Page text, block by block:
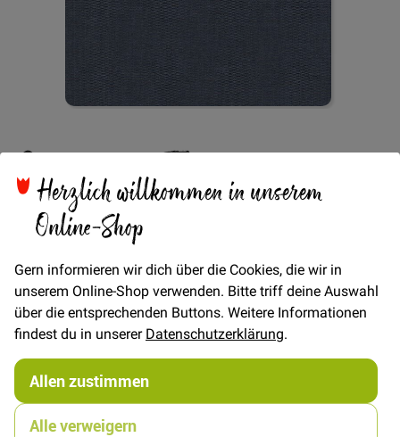
Herzlich willkommen in unserem
Online-Shop
Gern informieren wir dich über die Cookies, die wir in
unserem Online-Shop verwenden. Bitte triff deine Auswahl
über die entsprechenden Buttons. Weitere Informationen
findest du in unsererDatenschutzerklärung.
Allen zustimmen
Alle verweigern
der
Bildgalerie
springen
Cotton 2-Tone -
Blau/Grau
VerfügbarkeitAuf Lager
19,00 €
€/METER(Freie Eingabe)
Menge
In den Warenkorb